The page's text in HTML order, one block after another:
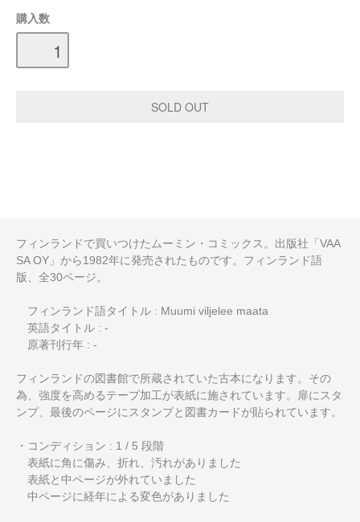
購入数
フィンランドで買いつけたムーミン・コミックス。出版社「VAA
SA OY」から1982年に発売されたものです。フィンランド語
版、全30ページ。
フィンランド語タイトル : Muumi viljelee maata
英語タイトル : -
原著刊行年 : -
フィンランドの図書館で所蔵されていた古本になります。その
為、強度を高めるテープ加工が表紙に施されています。扉にスタ
ンプ、最後のページにスタンプと図書カードが貼られています。
・コンディション : 1 / 5 段階
表紙に角に傷み、折れ、汚れがありました
表紙と中ページが外れていました
中ページに経年による変色がありました